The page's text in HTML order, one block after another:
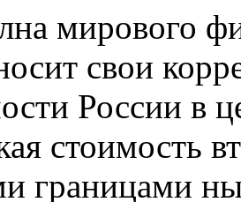
мирового
свои
России в
стоимость
границами